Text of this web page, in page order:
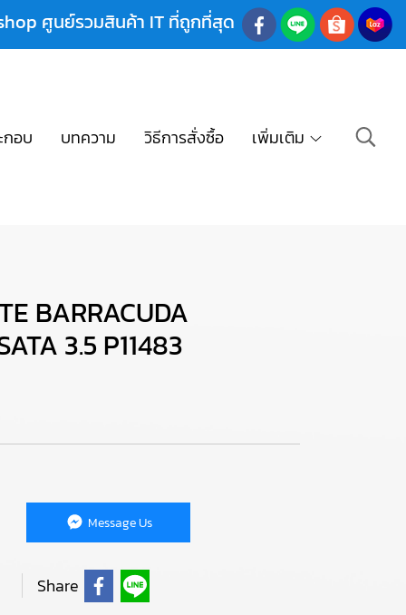
ศูนย์รวมสินค้า IT ที่ถูกที่สุด
อบ บทความ วิธีการสั่งซื้อ เพิ่มเติม
BARRACUDA
3.5 P11483
Message Us
Share